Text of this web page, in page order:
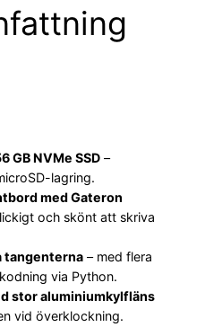
GB NVMe SSD –
lagring.
med Gateron
och skönt att skriva
tangenterna – med flera
via Python.
stor aluminiumkylfläns
vid överklockning.